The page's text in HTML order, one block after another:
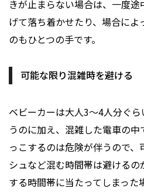
きが止まらない場合は、一度
げて落ち着かせたり、場合によ
のもひとつの手です。
可能な限り混雑時を避ける
ベビーカーは大人3〜4人分ぐ
うのに加え、混雑した電車の
っこするのは危険が伴うので
シュなど混む時間帯は避ける
する時間帯に当たってしまった